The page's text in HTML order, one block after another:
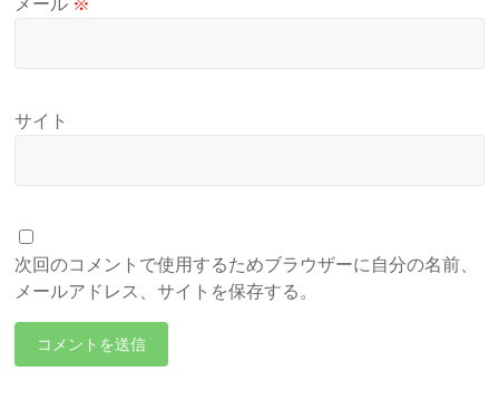
サイト
次回のコメントで使用するためブラウザーに自分の名前、
メールアドレス、サイトを保存する。